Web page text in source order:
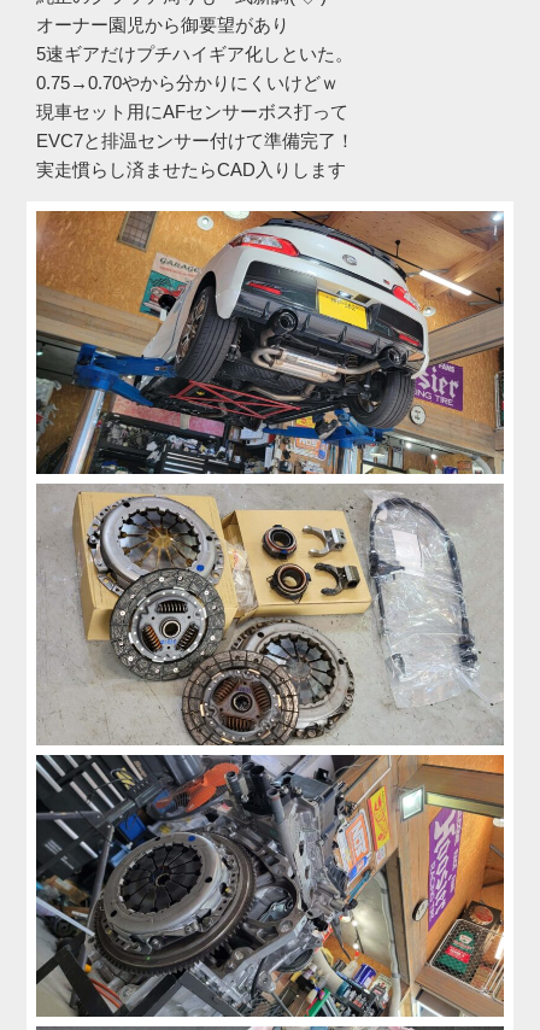
オーナー園児から御要望があり
5速ギアだけプチハイギア化しといた。
0.75→0.70やから分かりにくいけどｗ
現車セット用にAFセンサーボス打って
EVC7と排温センサー付けて準備完了！
実走慣らし済ませたらCAD入りします